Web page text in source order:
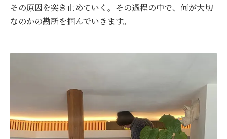
その原因を突き止めていく。その過程の中で、何が大切
なのかの勘所を掴んでいきます。